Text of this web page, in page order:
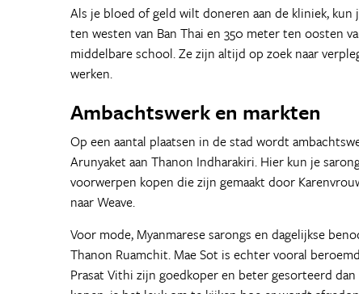
Als je bloed of geld wilt doneren aan de kliniek,
ten westen van Ban Thai en 350 meter ten oosten
middelbare school. Ze zijn altijd op zoek naar
werken.
Ambachtswerk en markten
Op een aantal plaatsen in de stad wordt
Arunyaket aan Thanon Indharakiri. Hier kun je
voorwerpen kopen die zijn gemaakt door
naar Weave.
Voor mode, Myanmarese sarongs en dagelijkse
Thanon Ruamchit. Mae Sot is echter vooral
Prasat Vithi zijn goedkoper en beter gesorteerd